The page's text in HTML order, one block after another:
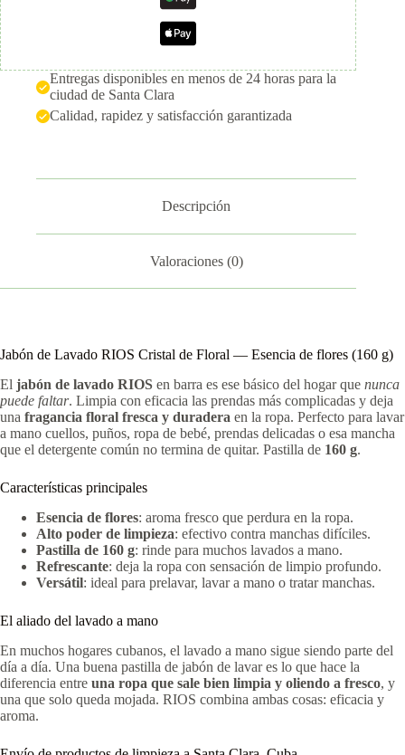
g)
cantidad
Entregas disponibles en menos de 24 horas para la
ciudad de Santa Clara
Calidad, rapidez y satisfacción garantizada
Descripción
Valoraciones (0)
Jabón de Lavado RIOS Cristal de Floral — Esencia de flores (160 g)
El jabón de lavado RIOS en barra es ese básico del hogar que nunca
puede faltar. Limpia con eficacia las prendas más complicadas y deja
una fragancia floral fresca y duradera en la ropa. Perfecto para lavar
a mano cuellos, puños, ropa de bebé, prendas delicadas o esa mancha
que el detergente común no termina de quitar. Pastilla de 160 g.
Características principales
Esencia de flores: aroma fresco que perdura en la ropa.
Alto poder de limpieza: efectivo contra manchas difíciles.
Pastilla de 160 g: rinde para muchos lavados a mano.
Refrescante: deja la ropa con sensación de limpio profundo.
Versátil: ideal para prelavar, lavar a mano o tratar manchas.
El aliado del lavado a mano
En muchos hogares cubanos, el lavado a mano sigue siendo parte del
día a día. Una buena pastilla de jabón de lavar es lo que hace la
diferencia entre una ropa que sale bien limpia y oliendo a fresco, y
una que solo queda mojada. RIOS combina ambas cosas: eficacia y
aroma.